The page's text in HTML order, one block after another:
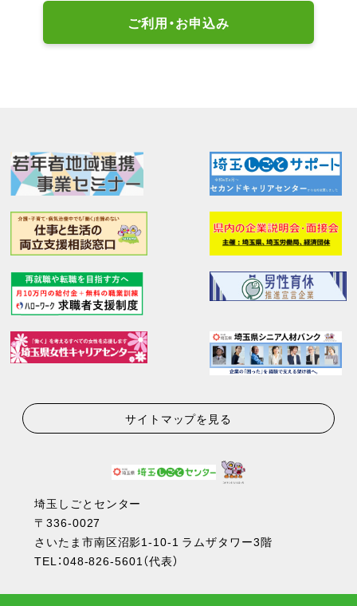
ご利用・お申込み
サイトマップを見る
埼玉しごとセンター
〒336-0027
さいたま市南区沼影1-10-1 ラムザタワー3階
TEL：048-826-5601（代表）